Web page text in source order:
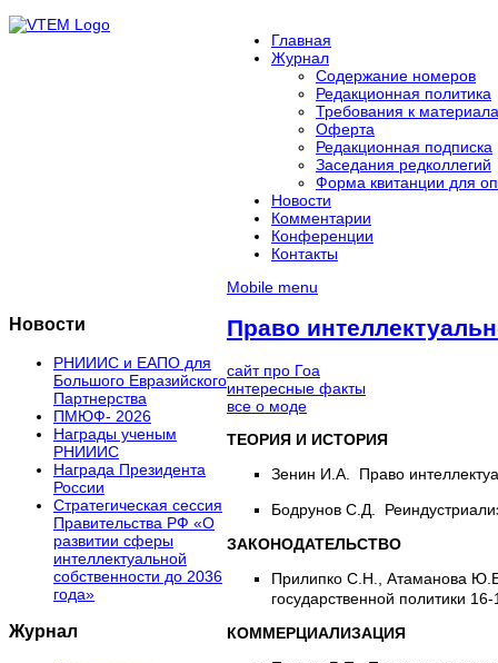
Главная
Журнал
Содержание номеров
Редакционная политика
Требования к
Оферта
Редакционная подписка
Заседания редколлегий
Форма квитанции для
Новости
Комментарии
Конференции
Контакты
Mobile menu
Новости
РНИИИС и ЕАПО для
Большого Евразийского
Партнерства
ПМЮФ- 2026
Награды ученым
РНИИИС
Награда Президента
России
Стратегическая сессия
Правительства РФ «О
развитии сферы
интеллектуальной
собственности до 2036
года»
Журнал
Право
сайт про Гоа
интересные факты
все о моде
ТЕОРИЯ И ИСТОРИЯ
Зенин И.А. Право
Бодрунов С.Д.
ЗАКОНОДАТЕЛЬСТВО
Прилипко С.Н., Атаманова
государственной политики 16-
КОММЕРЦИАЛИЗАЦИЯ